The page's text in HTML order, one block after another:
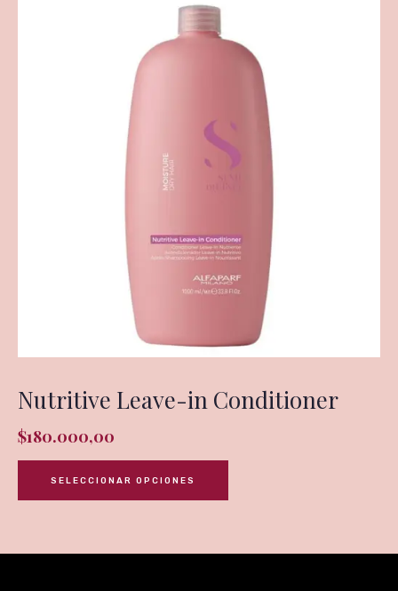
Nutritive Leave-in Conditioner
$180.000,00
SELECCIONAR OPCIONES